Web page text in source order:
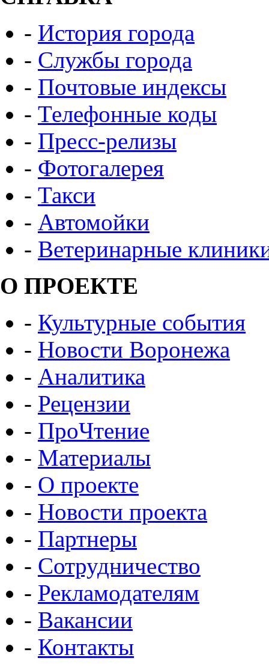
- История города
- Службы города
- Почтовые индексы
- Телефонные коды
- Пресс-релизы
- Фотогалерея
- Такси
- Автомойки
- Ветеринарные
О ПРОЕКТЕ
- Культурные события
- Новости Воронежа
- Аналитика
- Рецензии
- ПроЧтение
- Материалы
- О проекте
- Новости проекта
- Партнеры
- Сотрудничество
- Рекламодателям
- Вакансии
- Контакты